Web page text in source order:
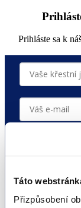
Táto
Přizpůsobení
Prihláste sa k
Vaše e-mailová